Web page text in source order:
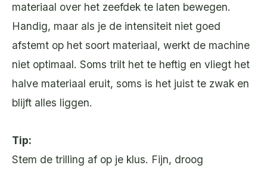
materiaal over het zeefdek te laten bewegen.
Handig, maar als je de intensiteit niet goed
afstemt op het soort materiaal, werkt de machine
niet optimaal. Soms trilt het te heftig en vliegt het
halve materiaal eruit, soms is het juist te zwak en
blijft alles liggen.
Tip:
Stem de trilling af op je klus. Fijn, droog